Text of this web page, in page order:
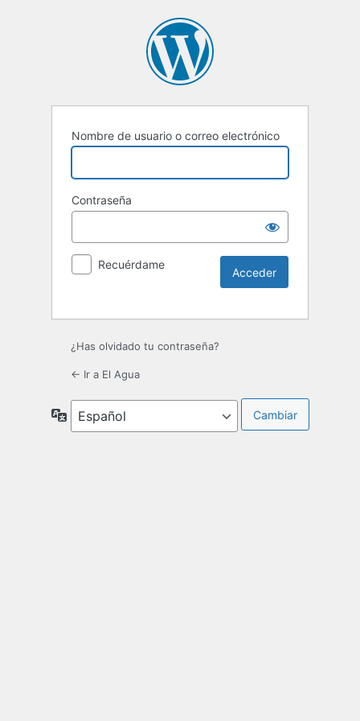
Nombre de usuario o correo electrónico
Contraseña
Recuérdame
¿Has olvidado tu contraseña?
← Ir a El Agua
Idioma